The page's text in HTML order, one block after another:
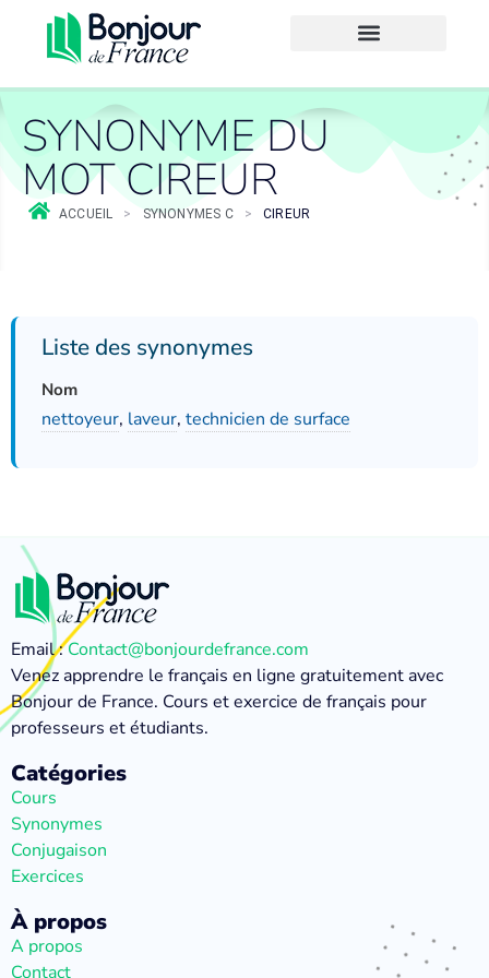
SYNONYME DU
MOT CIREUR
ACCUEIL > SYNONYMES C > CIREUR
Liste des synonymes
Nom
nettoyeur, laveur, technicien de surface
Email :Contact@bonjourdefrance.com
Venez apprendre le français en ligne gratuitement avec
Bonjour de France. Cours et exercice de français pour
professeurs et étudiants.
Catégories
Cours
Synonymes
Conjugaison
Exercices
À propos
A propos
Contact